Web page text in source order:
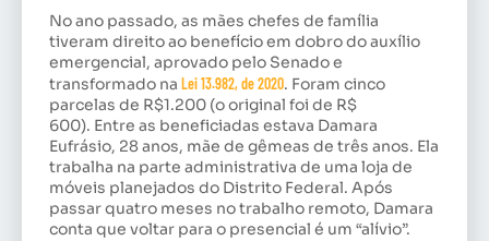
No ano passado, as mães chefes de família
tiveram direito ao benefício em dobro do auxílio
emergencial, aprovado pelo Senado e
transformado na Lei 13.982, de 2020. Foram cinco
parcelas de R$1.200 (o original foi de R$
600). Entre as beneficiadas estava Damara
Eufrásio, 28 anos, mãe de gêmeas de três anos. Ela
trabalha na parte administrativa de uma loja de
móveis planejados do Distrito Federal. Após
passar quatro meses no trabalho remoto, Damara
conta que voltar para o presencial é um “alívio”.